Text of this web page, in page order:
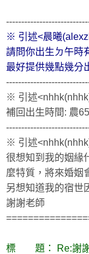
※ 引述<晨曦
請問你出生ㄉ午時
最好提供幾點幾分
※ 引述
補回出生時間: 農
※ 引述
很想知到我的姻緣
麼特質，將來婚姻
另想知道我的宿世
謝謝老師
標 題： Re:謝謝